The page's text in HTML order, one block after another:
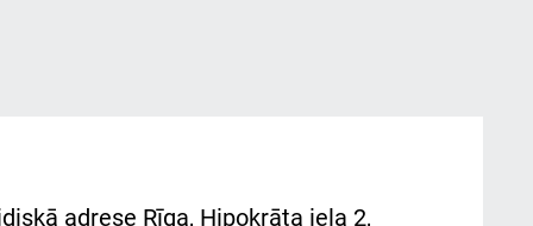
adrese Rīga, Hipokrāta iela 2,